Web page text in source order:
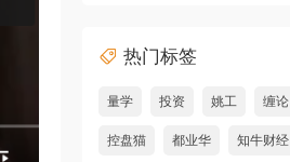
热门标签
量学 投资 姚工 缠论
控盘猫 都业华 知牛财经